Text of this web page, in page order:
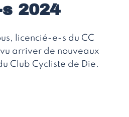
2024
licencié-e-s du CC
arriver de nouveaux
Club Cycliste de Die.